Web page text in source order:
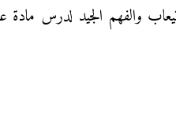
والفهم الجيد لدرس مادة